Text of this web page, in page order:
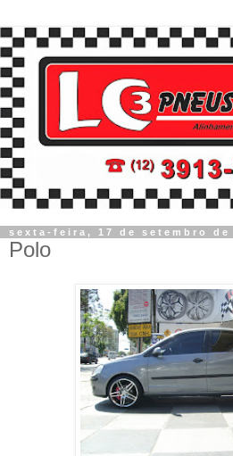
sexta-feira, 17 de setembro de
Polo